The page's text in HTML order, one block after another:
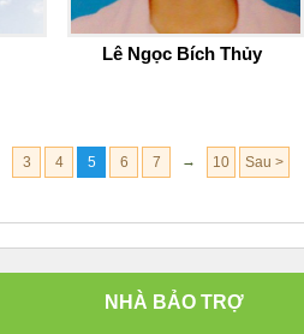
Lê Ngọc Bích Thủy
3 4 5 6 7 → 10 Sau >
NHÀ BẢO TRỢ